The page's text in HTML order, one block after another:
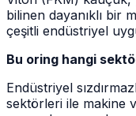
bilinen dayanıklı bir
çeşitli endüstriyel
Bu oring hangi
Endüstriyel
sektörleri ile makine